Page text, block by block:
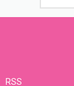
RSS